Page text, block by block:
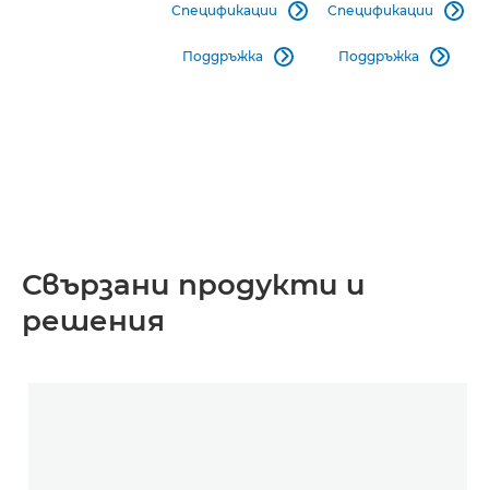
Спецификации 
Поддръжка 
Спецификации 
Поддръжка 
Свързани продукти и
решения